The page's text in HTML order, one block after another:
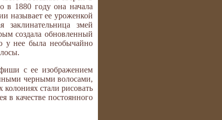
в 1880 году она начала
называет ее уроженкой
заклинательница змей
создала обновленный
у нее была необычайно
с ее изображением
черными волосами,
стали рисовать
в качестве постоянного